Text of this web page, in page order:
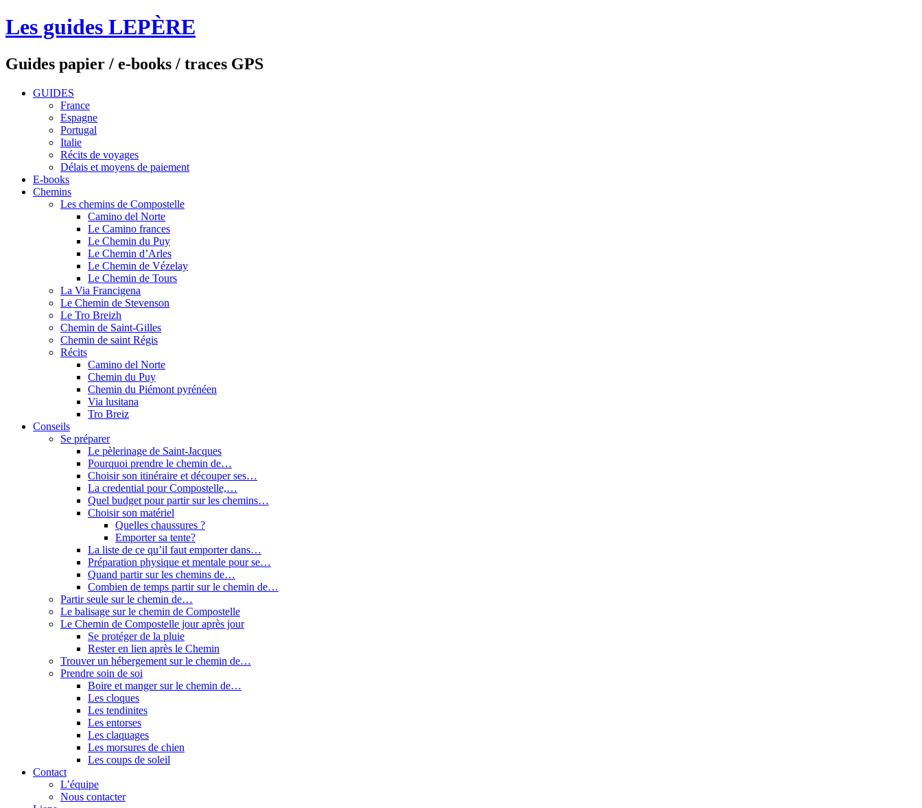
Les guides LEPÈRE
Guides papier / e-books / traces GPS
GUIDES
France
Espagne
Portugal
Italie
Récits de voyages
Délais et moyens de paiement
E-books
Chemins
Les chemins de Compostelle
Camino del Norte
Le Camino frances
Le Chemin du Puy
Le Chemin d’Arles
Le Chemin de Vézelay
Le Chemin de Tours
La Via Francigena
Le Chemin de Stevenson
Le Tro Breizh
Chemin de Saint-Gilles
Chemin de saint Régis
Récits
Camino del Norte
Chemin du Puy
Chemin du Piémont pyrénéen
Via lusitana
Tro Breiz
Conseils
Se préparer
Le pèlerinage de Saint-Jacques
Pourquoi prendre le chemin de…
Choisir son itinéraire et découper ses…
La credential pour Compostelle,…
Quel budget pour partir sur les chemins…
Choisir son matériel
Quelles chaussures ?
Emporter sa tente?
La liste de ce qu’il faut emporter dans…
Préparation physique et mentale pour se…
Quand partir sur les chemins de…
Combien de temps partir sur le chemin de…
Partir seule sur le chemin de…
Le balisage sur le chemin de Compostelle
Le Chemin de Compostelle jour après jour
Se protéger de la pluie
Rester en lien après le Chemin
Trouver un hébergement sur le chemin de…
Prendre soin de soi
Boire et manger sur le chemin de…
Les cloques
Les tendinites
Les entorses
Les claquages
Les morsures de chien
Les coups de soleil
Contact
L’équipe
Nous contacter